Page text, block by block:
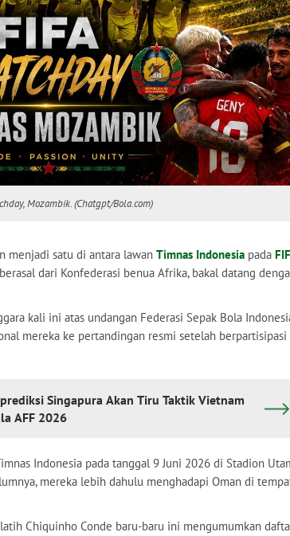
Mozambik. (Chatgpt/Bola.com)
menjadi satu di antara lawan Timnas Indonesia pada
dari Konfederasi benua Afrika, bakal datang
kali ini atas undangan Federasi Sepak Bola
mereka ke pertandingan resmi setelah berpartisipasi
Singapura Akan Tiru Taktik Vietnam
AFF 2026
Indonesia pada tanggal 9 Juni 2026 di Stadion
mereka lebih dahulu menghadapi Oman di
Chiquinho Conde baru-baru ini mengumumkan